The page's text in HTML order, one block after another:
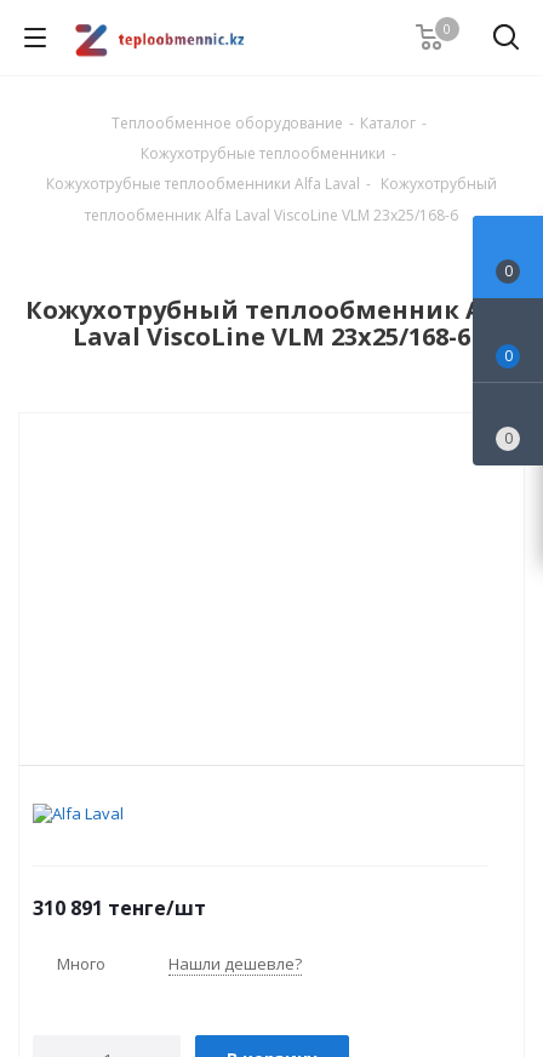
0
Теплообменное оборудование - Каталог -
Кожухотрубные теплообменники -
Кожухотрубные теплообменники Alfa Laval - Кожухотрубный
теплообменник Alfa Laval ViscoLine VLM 23x25/168-6
Кожухотрубный теплообменник Alfa
Laval ViscoLine VLM 23x25/168-6
310 891 тенге/шт
Много Нашли дешевле?
0
0
0